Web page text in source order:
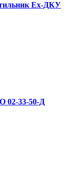
Ex-ДКУ
02-33-50-Д